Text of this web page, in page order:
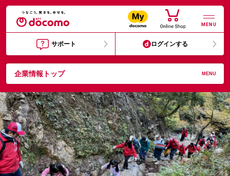
MENU
サポート ログインする
企業情報トップ MENU